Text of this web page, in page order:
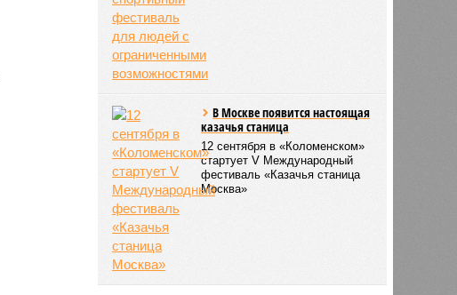
В Москве появится настоящая
казачья станица
12 сентября в «Коломенском»
стартует V Международный
фестиваль «Казачья станица
Москва»